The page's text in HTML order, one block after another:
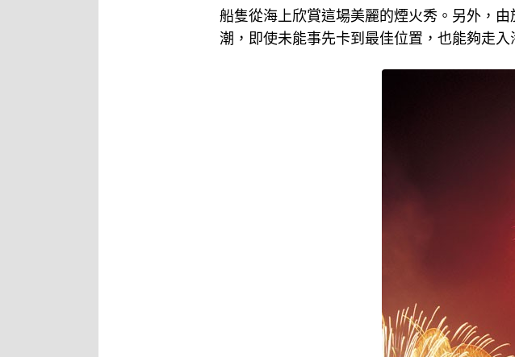
船隻從海上欣賞這場美麗的煙火秀。另外，
潮，即使未能事先卡到最佳位置，也能夠走入